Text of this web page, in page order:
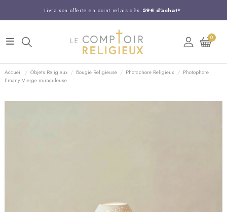
Livraison offerte en point relais dès 59€ d'achat*
Entreprise Française familiale
Support client disponible au 03 20 24 74 15
Commandez avant 14H, expédition le jour même !
0
Accueil Objets Religieux Bougie Religieuse Photophore Religieux
Photophore
Emany Vierge miraculeuse